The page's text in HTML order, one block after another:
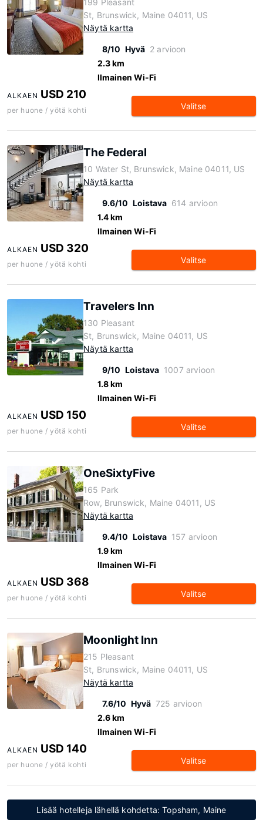
199 Pleasant
St, Brunswick, Maine 04011, US
Näytä kartta
8/10 Hyvä 2 arvioon
2.3 km
Ilmainen Wi-Fi
ALKAEN USD 210
per huone / yötä kohti Valitse
The Federal
10 Water St, Brunswick, Maine 04011, US
Näytä kartta
9.6/10 Loistava 614 arvioon
1.4 km
Ilmainen Wi-Fi
ALKAEN USD 320
per huone / yötä kohti Valitse
Travelers Inn
130 Pleasant
St, Brunswick, Maine 04011, US
Näytä kartta
9/10 Loistava 1007 arvioon
1.8 km
Ilmainen Wi-Fi
ALKAEN USD 150
per huone / yötä kohti Valitse
OneSixtyFive
165 Park
Row, Brunswick, Maine 04011, US
Näytä kartta
9.4/10 Loistava 157 arvioon
1.9 km
Ilmainen Wi-Fi
ALKAEN USD 368
per huone / yötä kohti Valitse
Moonlight Inn
215 Pleasant
St, Brunswick, Maine 04011, US
Näytä kartta
7.6/10 Hyvä 725 arvioon
2.6 km
Ilmainen Wi-Fi
ALKAEN USD 140
per huone / yötä kohti Valitse
Lisää hotelleja lähellä kohdetta: Topsham, Maine